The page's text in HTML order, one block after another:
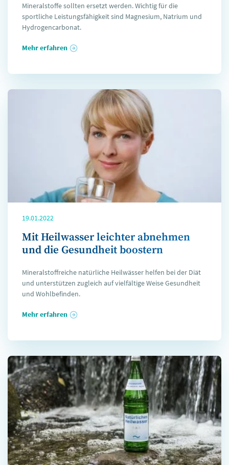
Mineralstoffe sollten ersetzt werden. Wichtig für die
sportliche Leistungsfähigkeit sind Magnesium, Natrium und
Hydrogencarbonat.
Mehr erfahren
19.01.2022
Mit Heilwasser leichter abnehmen
und die Gesundheit boostern
Mineralstoffreiche natürliche Heilwässer helfen bei der Diät
und unterstützen zugleich auf vielfältige Weise Gesundheit
und Wohlbefinden.
Mehr erfahren